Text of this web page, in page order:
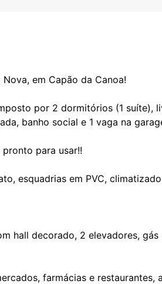
em Capão da Canoa!
por 2 dormitórios (1 suíte),
banho social e 1 vaga na
para usar!!
esquadrias em PVC,
hall decorado, 2 elevadores,
farmácias e restaurantes,